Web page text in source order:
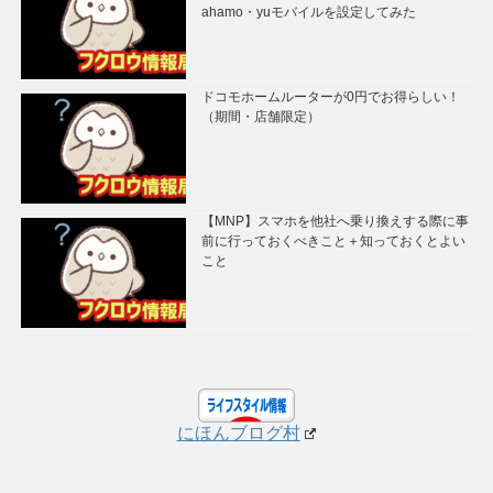
ahamo・yuモバイルを設定してみた
ドコモホームルーターが0円でお得らしい！
（期間・店舗限定）
【MNP】スマホを他社へ乗り換えする際に事
前に行っておくべきこと＋知っておくとよい
こと
にほんブログ村